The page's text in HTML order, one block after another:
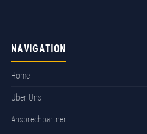
NAVIGATION
Home
Über Uns
Ansprechpartner